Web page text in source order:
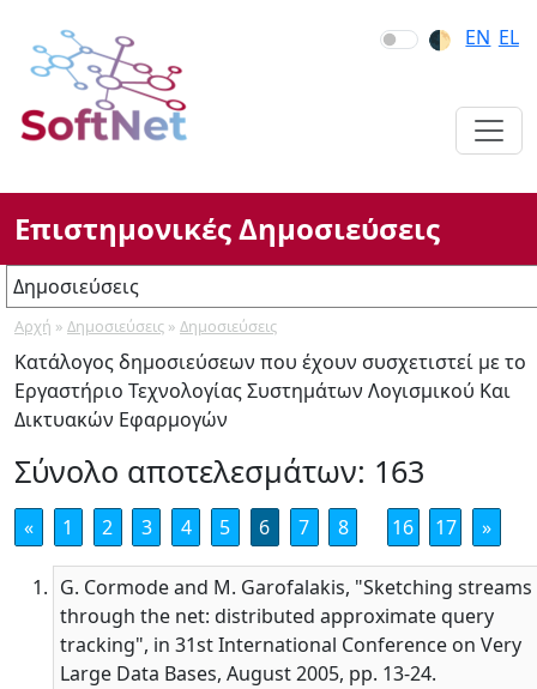
Main
Navigation
Main
section
navigation
EN EL
🌓︎
Επιστημονικές Δημοσιεύσεις
Δημοσιεύσεις
Δημοσιεύσεις
MSc, PhD
Διπλωματικές Εργασίες
Αρχή » Δημοσιεύσεις » Δημοσιεύσεις
Κατάλογος δημοσιεύσεων που έχουν συσχετιστεί με το
Εργαστήριο Τεχνολογίας Συστημάτων Λογισμικού Και
Δικτυακών Εφαρμογών
Σύνολο αποτελεσμάτων: 163
« 1 2 3 4 5 6 7 8 16 17 »
G. Cormode and M. Garofalakis, "Sketching streams
through the net: distributed approximate query
tracking", in 31st International Conference on Very
Large Data Bases, August 2005, pp. 13-24.